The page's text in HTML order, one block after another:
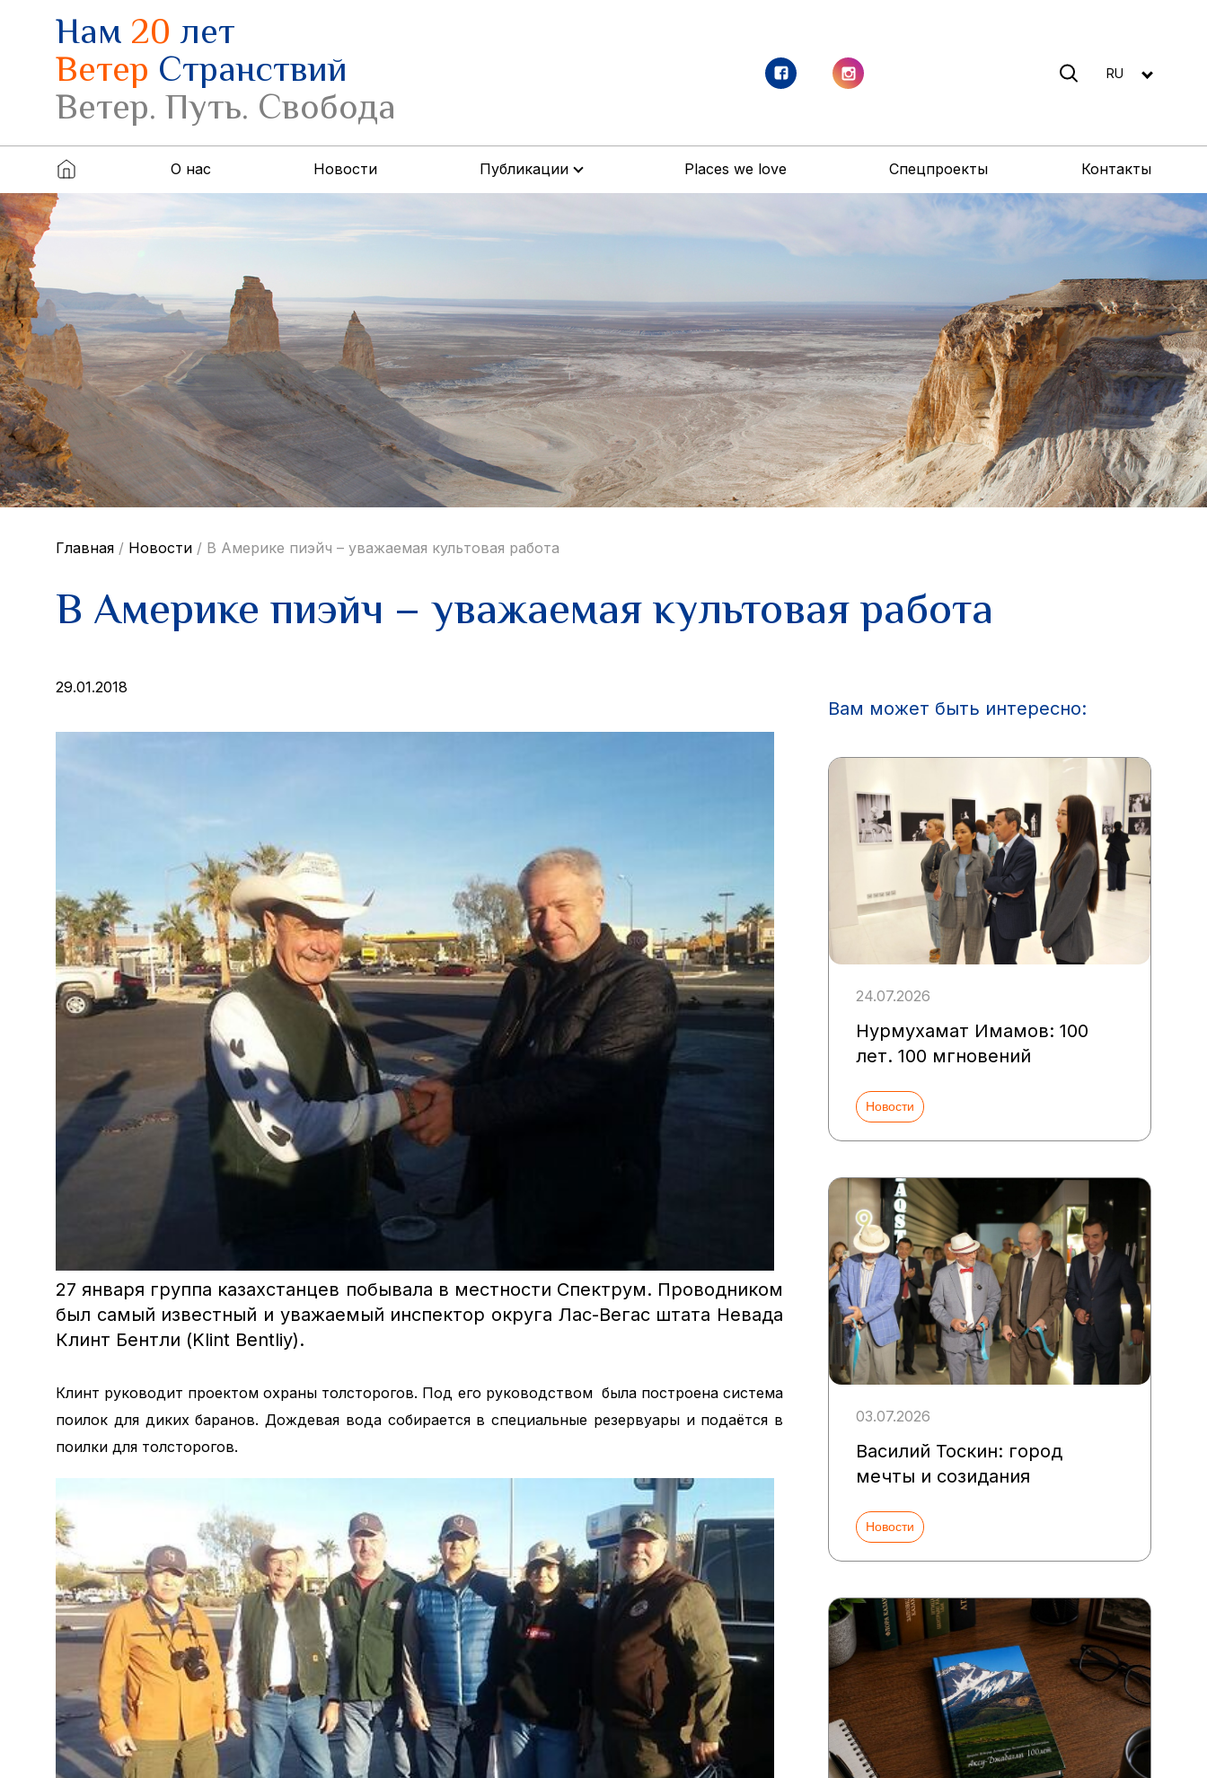
Нам20лет
Ветер Странствий
Ветер. Путь. Свобода
RU
О нас Новости Публикации Places we love Спецпроекты Контакты
Главная / Новости / В Америке пиэйч – уважаемая культовая работа
В Америке пиэйч – уважаемая культовая работа
29.01.2018
27 января группа казахстанцев побывала в местности Спектрум. Проводником
был самый известный и уважаемый инспектор округа Лас-Вегас штата Невада
Клинт Бентли (Klint Bentliy).
Клинт руководит проектом охраны толсторогов. Под его руководством была построена система
поилок для диких баранов. Дождевая вода собирается в специальные резервуары и подаётся в
поилки для толсторогов.
Вам может быть интересно:
24.07.2026
Нурмухамат Имамов: 100
лет. 100 мгновений
Новости
03.07.2026
Василий Тоскин: город
мечты и созидания
Новости